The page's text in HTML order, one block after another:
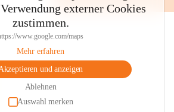
externer Cookies
zustimmen.
www.google.com/maps
Mehr erfahren
und anzeigen
Ablehnen
Auswahl merken